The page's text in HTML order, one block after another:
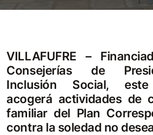
VILLAFUFRE –
Consejerías de
Inclusión Social,
acogerá actividades de
familiar del Plan
contra la soledad no